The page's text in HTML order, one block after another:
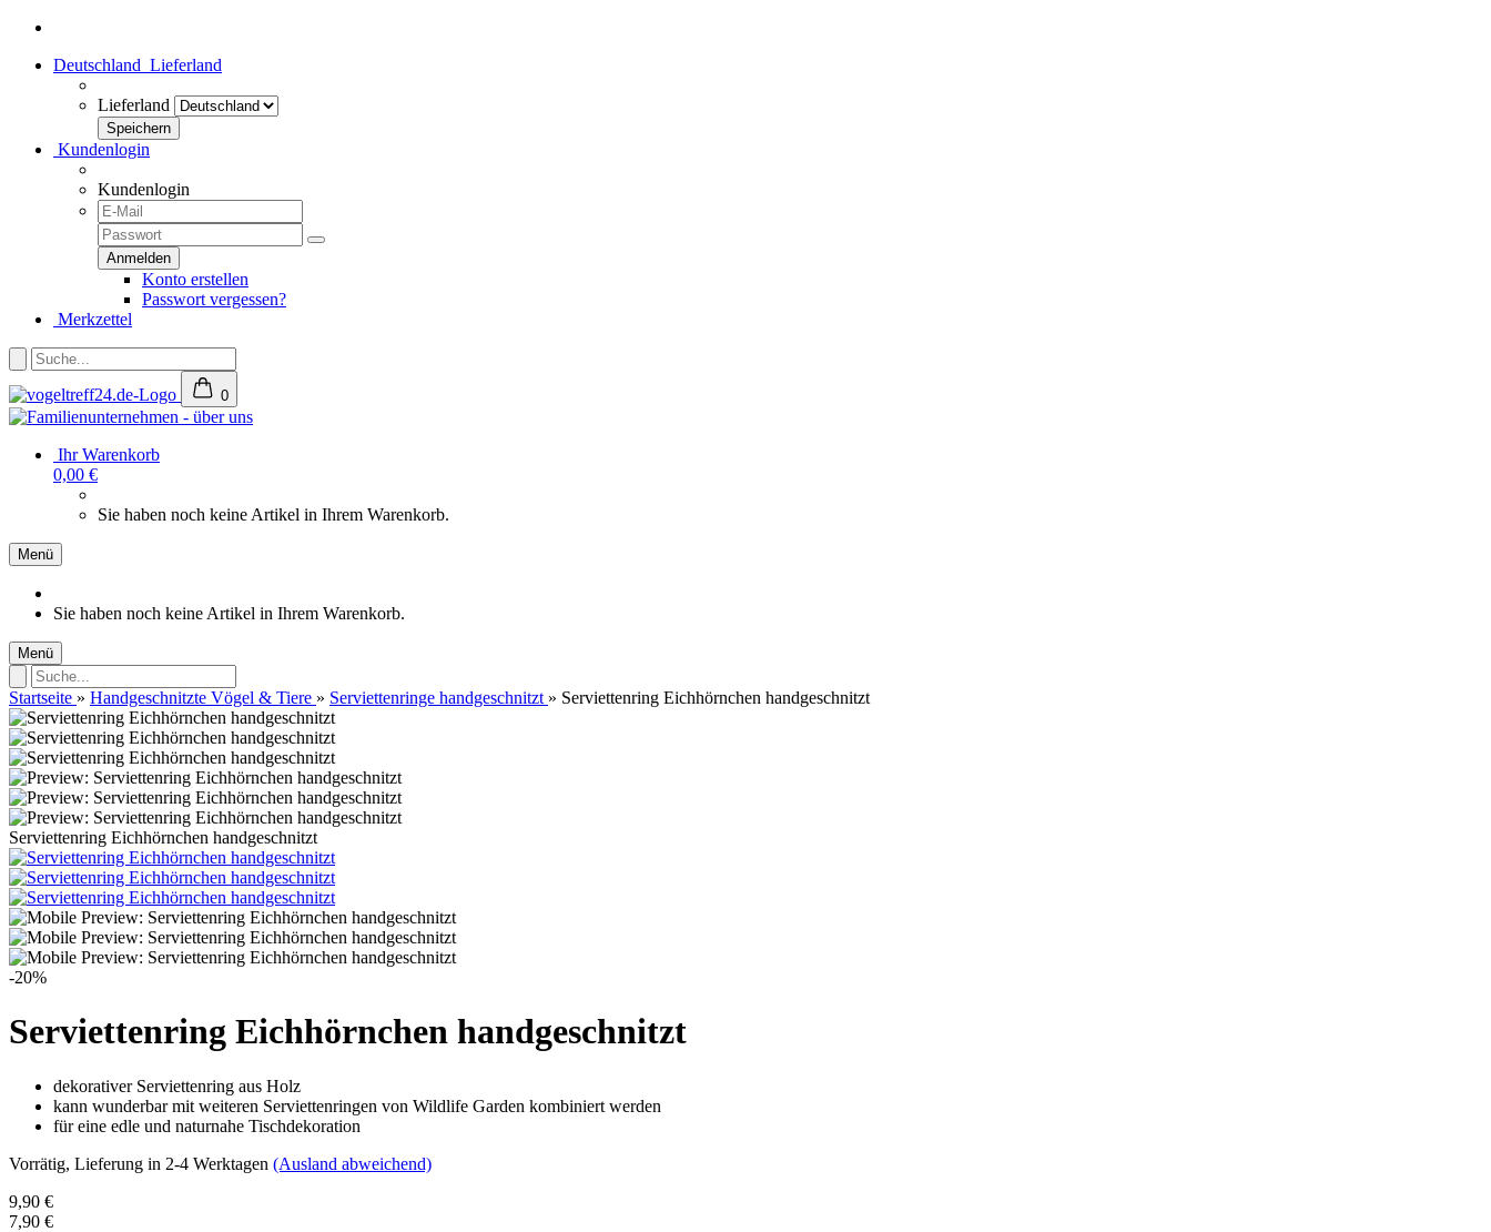
Deutschland Lieferland
Lieferland
Kundenlogin
Kundenlogin
Konto erstellen
Passwort vergessen?
Merkzettel
0
Ihr Warenkorb
0,00 €
Sie haben noch keine Artikel in Ihrem Warenkorb.
Menü
Sie haben noch keine Artikel in Ihrem Warenkorb.
Menü
Startseite » Handgeschnitzte Vögel & Tiere » Serviettenringe handgeschnitzt » Serviettenring Eichhörnchen handgeschnitzt
Serviettenring Eichhörnchen handgeschnitzt
-20%
Serviettenring Eichhörnchen handgeschnitzt
dekorativer Serviettenring aus Holz
kann wunderbar mit weiteren Serviettenringen von Wildlife Garden kombiniert werden
für eine edle und naturnahe Tischdekoration
Vorrätig, Lieferung in 2-4 Werktagen (Ausland abweichend)
9,90 €
7,90 €